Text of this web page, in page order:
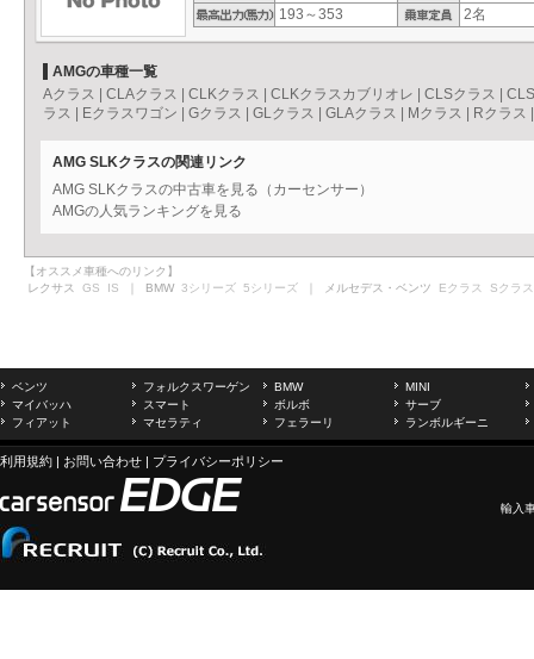
193～353
2名
AMGの車種一覧
Aクラス
CLAクラス CLKクラス CLKクラスカブリオレ CLSクラス
ラス
Eクラスワゴン Gクラス GLクラス GLAクラス Mクラス Rクラス
AMG SLKクラスの関連リンク
AMG SLKクラスの中古車を見る（カーセンサー）
AMGの人気ランキングを見る
【オススメ車種へのリンク】
レクサス GS IS ｜ BMW 3シリーズ 5シリーズ ｜ メルセデス・ベンツ Eクラス Sクラス
ベンツ フォルクスワーゲン BMW
MINI
マイバッハ
スマート ボルボ
サーブ
フィアット
マセラティ フェラーリ ランボルギーニ
利用規約 | お問い合わせ | プライバシーポリシー
輸入